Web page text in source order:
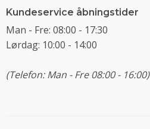
Kundeservice åbningstider
Man - Fre: 08:00 - 17:30
Lørdag: 10:00 - 14:00
(Telefon: Man - Fre 08:00 - 16:00)